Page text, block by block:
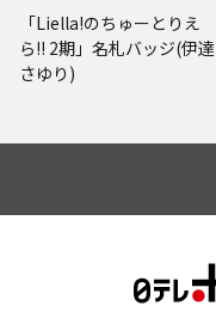
「Liella!のちゅーとりえ
ら!! 2期」名札バッジ(伊達
さゆり)